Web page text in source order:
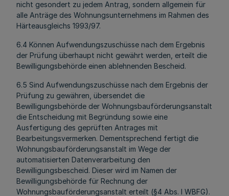
nicht gesondert zu jedem Antrag, sondern allgemein für
alle Anträge des Wohnungsunternehmens im Rahmen des
Härteausgleichs 1993/97.
6.4 Können Aufwendungszuschüsse nach dem Ergebnis
der Prüfung überhaupt nicht gewährt werden, erteilt die
Bewilligungsbehörde einen ablehnenden Bescheid.
6.5 Sind Aufwendungszuschüsse nach dem Ergebnis der
Prüfung zu gewähren, übersendet die
Bewilligungsbehörde der Wohnungsbauförderungsanstalt
die Entscheidung mit Begründung sowie eine
Ausfertigung des geprüften Antrages mit
Bearbeitungsvermerken. Dementsprechend fertigt die
Wohnungsbauförderungsanstalt im Wege der
automatisierten Datenverarbeitung den
Bewilligungsbescheid. Dieser wird im Namen der
Bewilligungsbehörde für Rechnung der
Wohnungsbauförderungsanstalt erteilt (§4 Abs. l WBFG).